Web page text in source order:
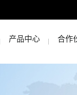
产品中心 合作